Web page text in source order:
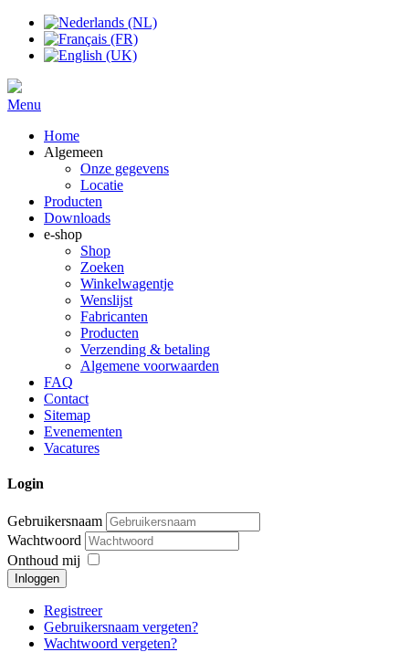
Menu
Home
Algemeen
Onze gegevens
Locatie
Producten
Downloads
e-shop
Shop
Zoeken
Winkelwagentje
Wenslijst
Fabricanten
Producten
Verzending & betaling
Algemene voorwaarden
FAQ
Contact
Sitemap
Evenementen
Vacatures
Login
Gebruikersnaam
Wachtwoord
Onthoud mij
Inloggen
Registreer
Gebruikersnaam vergeten?
Wachtwoord vergeten?